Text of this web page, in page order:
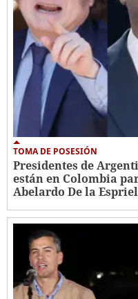
TOMA DE POSESIÓN
Presidentes de
están en Colombia
Abelardo De la